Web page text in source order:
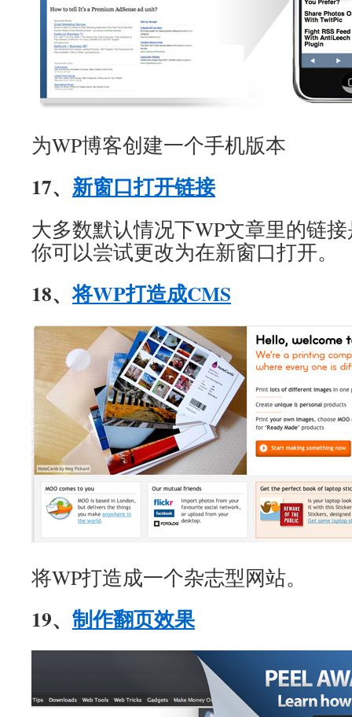
为WP博客创建一个手机版本
17、 新窗口打开链接
大多数默认情况下WP文章里的链
你可以尝试更改为在新窗口打开。
18、将WP打造成CMS
将WP打造成一个杂志型网站。
19、 制作翻页效果